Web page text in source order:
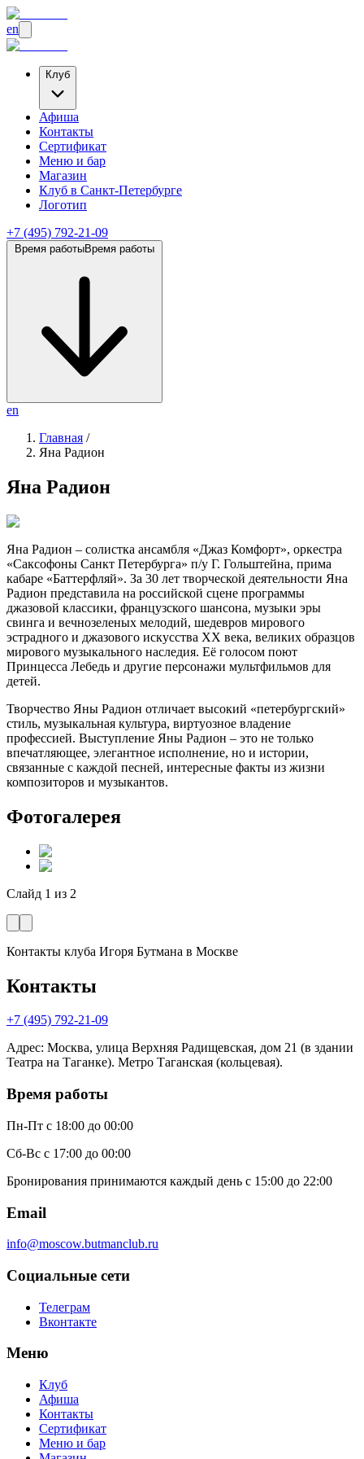
en
Клуб
Афиша
Контакты
Сертификат
Меню и бар
Магазин
Клуб в Санкт-Петербурге
Логотип
+7 (495) 792-21-09
Время работыВремя работы
en
Главная /
Яна Радион
Яна Радион
Яна Радион – солистка ансамбля «Джаз Комфорт», оркестра
«Саксофоны Санкт Петербурга» п/у Г. Гольштейна, прима
кабаре «Баттерфляй». За 30 лет творческой деятельности Яна
Радион представила на российской сцене программы
джазовой классики, французского шансона, музыки эры
свинга и вечнозеленых мелодий, шедевров мирового
эстрадного и джазового искусства ХХ века, великих образцов
мирового музыкального наследия. Её голосом поют
Принцесса Лебедь и другие персонажи мультфильмов для
детей.
Творчество Яны Радион отличает высокий «петербургский»
стиль, музыкальная культура, виртуозное владение
профессией. Выступление Яны Радион – это не только
впечатляющее, элегантное исполнение, но и истории,
связанные с каждой песней, интересные факты из жизни
композиторов и музыкантов.
Фотогалерея
Слайд 1 из 2
Контакты клуба Игоря Бутмана в Москве
Контакты
+7 (495) 792-21-09
Адрес: Москва, улица Верхняя Радищевская, дом 21 (в здании
Театра на Таганке). Метро Таганская (кольцевая).
Время работы
Пн-Пт с 18:00 до 00:00
Сб-Вс с 17:00 до 00:00
Бронирования принимаются каждый день с 15:00 до 22:00
Email
info@moscow.butmanclub.ru
Социальные сети
Телеграм
Вконтакте
Меню
Клуб
Афиша
Контакты
Сертификат
Меню и бар